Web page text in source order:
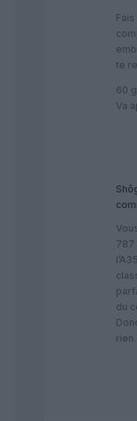
te
60
Va
787
du
rien.